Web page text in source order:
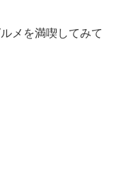
メを満喫してみて